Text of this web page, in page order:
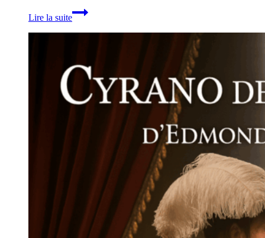
Lire la suite
Analyse
de
dans
Cyrano
Bergerac